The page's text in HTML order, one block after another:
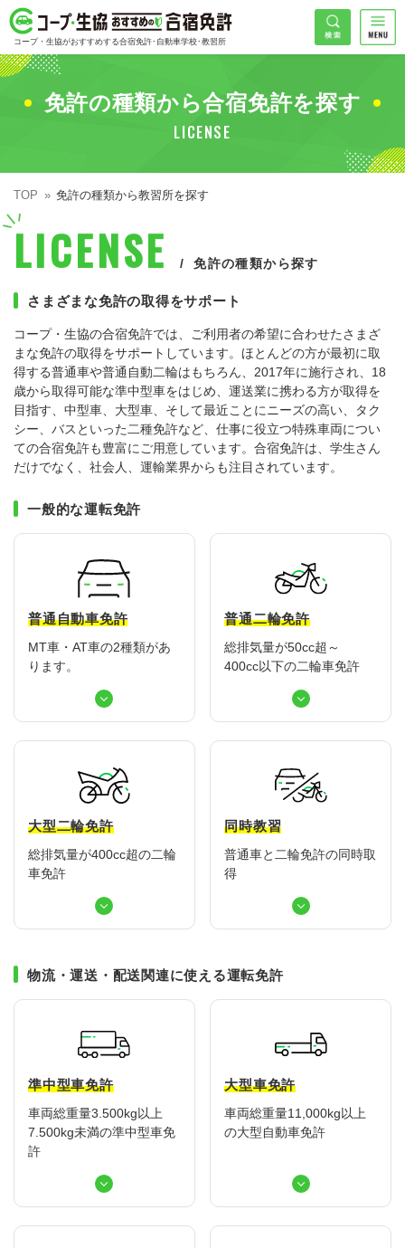
コープ・生協おすすめの合宿免許
コープ・生協がおすすめする合宿免許･自動車学校･教習所
HOME
コープ・生協おすすめの合宿免許ランキング
普通車
大型二輪
同時教習
準中型車
大型車
大型特殊
けん引
大型車+大型特殊
大型特殊+けん引
エリアで探す
東北エリア
関東エリア
甲信越エリア
北陸エリア
東海エリア
関西エリア
九州エリア
早割
ぐる割
学割
誕生月割
組合員特典
キャンペーンで探す
こだわり条件で探す
コープ合宿免許スタッフがおすすめの教習所
お一人でも安心な教習所
教習料金が安い教習所
合宿免許の食事がおいしいと好評な教習所
自炊ができる教習所
ホテルプランがある教習所
入校日で探す
私たちについて
コープ・生協おすすめの合宿免許パンフレット
お支払いについて
入校の流れ/スケジュール
給付金制度について
免許の行政処分と再取得について
初心運転者の処分と再試験
全国の運転免許センター・試験場一覧
希望免許
地域
希望入校日
42 件が見つかりました
検索
免許の種類から合宿免許を探す
LICENSE
TOP 免許の種類から教習所を探す
LICENSE 免許の種類から探す
さまざまな免許の取得をサポート
コープ・生協の合宿免許では、ご利用者の希望に合わせたさまざ
まな免許の取得をサポートしています。ほとんどの方が最初に取
得する普通車や普通自動二輪はもちろん、2017年に施行され、18
歳から取得可能な準中型車をはじめ、運送業に携わる方が取得を
目指す、中型車、大型車、そして最近ことにニーズの高い、タク
シー、バスといった二種免許など、仕事に役立つ特殊車両につい
ての合宿免許も豊富にご用意しています。合宿免許は、学生さん
だけでなく、社会人、運輸業界からも注目されています。
一般的な運転免許
普通自動車免許
MT車・AT車の2種類があ
ります。
普通二輪免許
総排気量が50cc超～
400cc以下の二輪車免許
大型二輪免許
総排気量が400cc超の二輪
車免許
同時教習
普通車と二輪免許の同時取
得
物流・運送・配送関連に使える運転免許
準中型車免許
車両総重量3.500kg以上
7.500kg未満の準中型車免
許
大型車免許
車両総重量11,000kg以上
の大型自動車免許